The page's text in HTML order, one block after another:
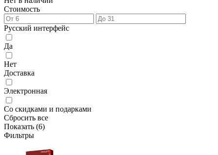
Стоимость
Русский интерфейс
Да
Нет
Доставка
Электронная
Со скидками и подарками
Сбросить все
Показать (6)
Фильтры